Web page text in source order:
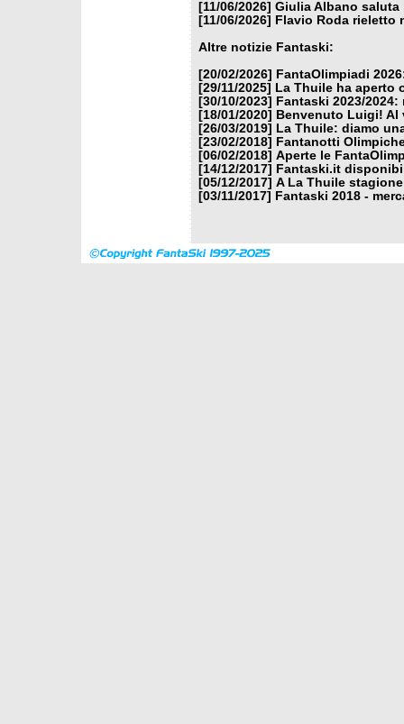
[11/06/2026] Giulia Albano saluta
[11/06/2026]
Flavio Roda rieletto
Altre notizie Fantaski:
[20/02/2026]
FantaOlimpiadi
[29/11/2025]
La Thuile ha aperto
[30/10/2023]
Fantaski 2023/
[18/01/2020]
Benvenuto Luigi! Al
[26/03/2019]
La Thuile: diamo
[23/02/2018]
Fantanotti
[06/02/2018] Aperte le
[14/12/2017]
Fantaski.it
[05/12/2017] A La Thuile
[03/11/2017]
Fantaski 2018 -